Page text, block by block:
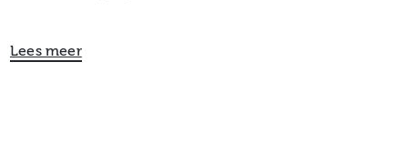
Lees meer